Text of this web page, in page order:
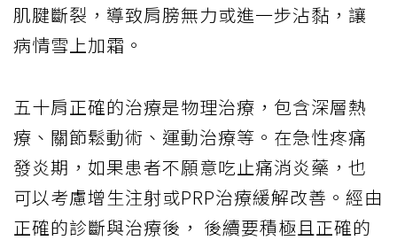
肌腱斷裂，導致肩膀無力或進一步沾黏，讓
病情雪上加霜。
五十肩正確的治療是物理治療，包含深層熱
療、關節鬆動術、運動治療等。在急性疼痛
發炎期，如果患者不願意吃止痛消炎藥，也
可以考慮增生注射或PRP治療緩解改善。經由
正確的診斷與治療後， 後續要積極且正確的